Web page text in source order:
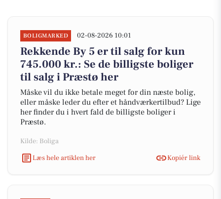
BOLIGMARKED 02-08-2026 10:01
Rekkende By 5 er til salg for kun
745.000 kr.: Se de billigste boliger
til salg i Præstø her
Måske vil du ikke betale meget for din næste bolig,
eller måske leder du efter et håndværkertilbud? Lige
her finder du i hvert fald de billigste boliger i
Præstø.
Kilde: Boliga
Læs hele artiklen her
Kopiér link